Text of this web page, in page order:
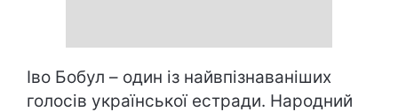
Іво Бобул – один із найвпізнаваніших
голосів української естради. Народний